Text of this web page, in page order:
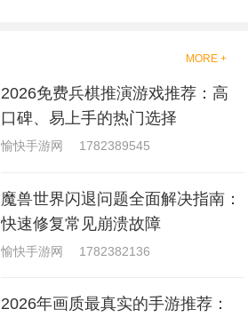
够去进行体验的，我们也是能够
就是收集了一些有意思的拳击游
戏，相信你们一定会喜欢的。
MORE +
2026免费兵棋推演游戏推荐：高
口碑、易上手的热门选择
愉快手游网 1782389545
魔兽世界闪退问题全面解决指南：
快速修复常见崩溃故障
愉快手游网 1782382136
2026年画质最真实的手游推荐：